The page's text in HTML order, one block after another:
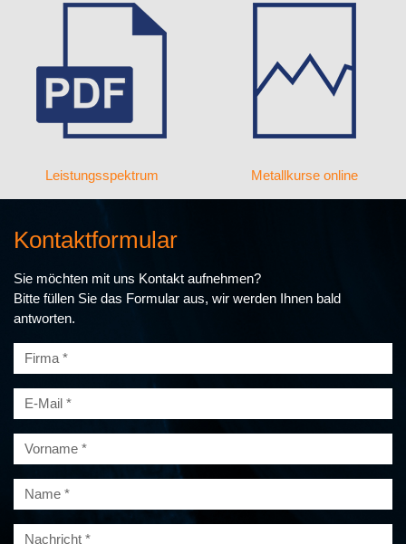
Leistungsspektrum Metallkurse online
Kontaktformular
Sie möchten mit uns Kontakt aufnehmen?
Bitte füllen Sie das Formular aus, wir werden Ihnen bald
antworten.